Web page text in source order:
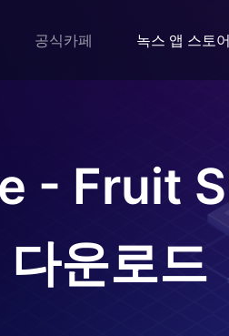
공식카페 녹스 앱 스토어
- Fruit
운로드